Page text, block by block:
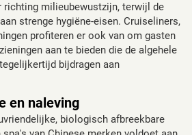
richting milieubewustzijn, terwijl de
strenge hygiëne-eisen. Cruiseliners,
profiteren er ook van om gasten
aan te bieden die de algehele
bijdragen aan
en naleving
biologisch afbreekbare